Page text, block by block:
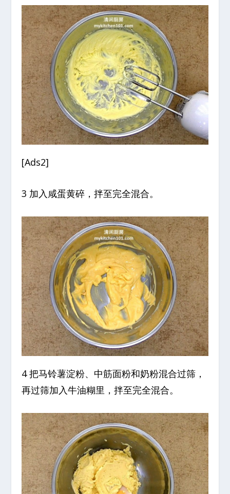
[Ads2]
3 加入咸蛋黄碎，拌至完全混合。
4 把马铃薯淀粉、中筋面粉和奶粉混合过筛，
再过筛加入牛油糊里，拌至完全混合。